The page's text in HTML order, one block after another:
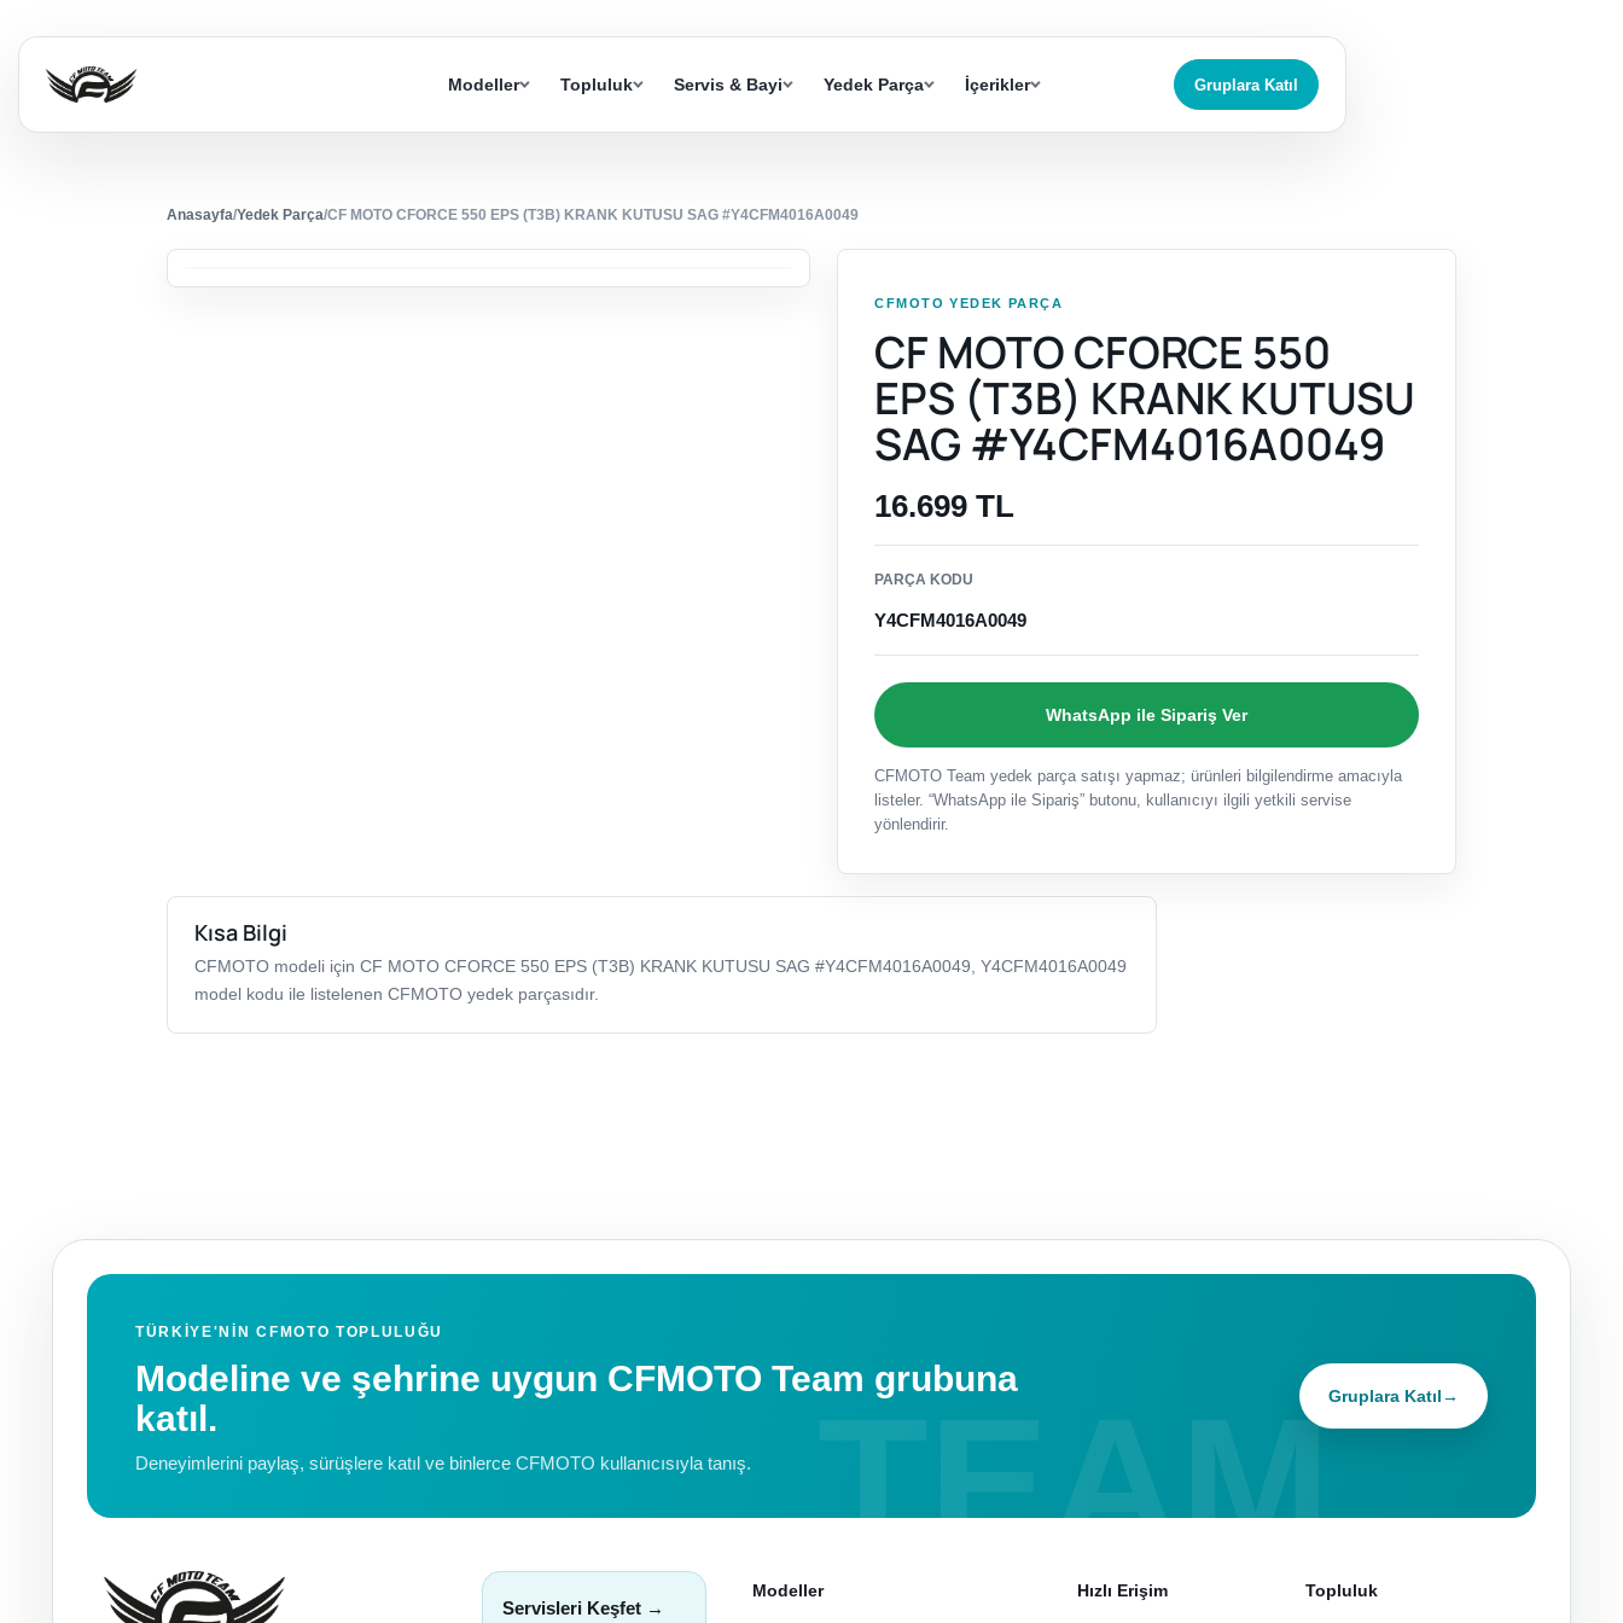
Modeller Topluluk Servis & Bayi Yedek Parça İçerikler Gruplara Katıl
Anasayfa/Yedek Parça/CF MOTO CFORCE 550 EPS (T3B) KRANK KUTUSU SAG #Y4CFM4016A0049
CFMOTO YEDEK PARÇA
CF MOTO CFORCE 550
EPS (T3B) KRANK KUTUSU
SAG #Y4CFM4016A0049
16.699 TL
PARÇA KODU
Y4CFM4016A0049
WhatsApp ile Sipariş Ver
CFMOTO Team yedek parça satışı yapmaz; ürünleri bilgilendirme amacıyla
listeler. “WhatsApp ile Sipariş” butonu, kullanıcıyı ilgili yetkili servise
yönlendirir.
Kısa Bilgi
CFMOTO modeli için CF MOTO CFORCE 550 EPS (T3B) KRANK KUTUSU SAG #Y4CFM4016A0049, Y4CFM4016A0049
model kodu ile listelenen CFMOTO yedek parçasıdır.
TÜRKIYE'NIN CFMOTO TOPLULUĞU
Modeline ve şehrine uygun CFMOTO Team grubuna
katıl.
Deneyimlerini paylaş, sürüşlere katıl ve binlerce CFMOTO kullanıcısıyla tanış.
Gruplara Katıl→
Servisleri Keşfet →
Modeller Hızlı Erişim Topluluk